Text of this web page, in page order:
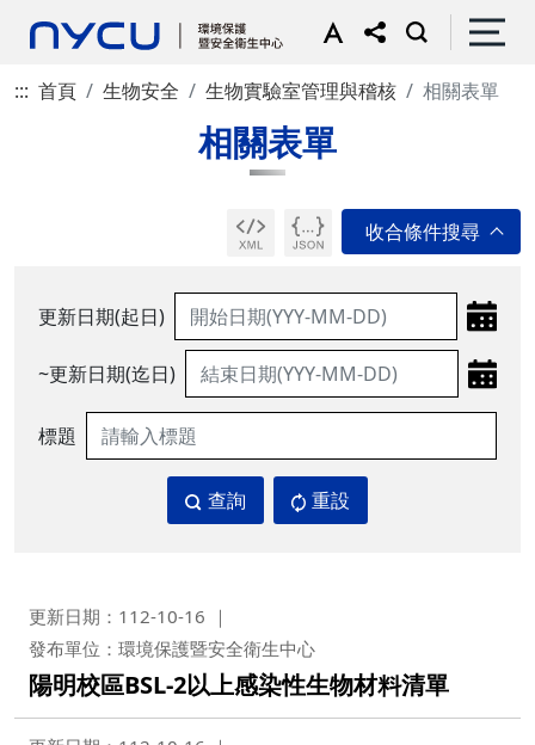
::: 首頁 生物安全 生物實驗室管理與稽核 相關表單
相關表單
更新日期(起日)
~更新日期(迄日)
標題
查詢 重設
更新日期：112-10-16
發布單位：環境保護暨安全衛生中心
陽明校區BSL-2以上感染性生物材料清單